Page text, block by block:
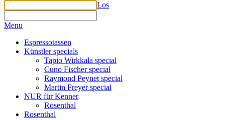
Los
Menu
Espressotassen
Künstler specials
Tapio Wirkkala special
Cuno Fischer special
Raymond Peynet special
Martin Freyer special
NUR für Kenner
Rosenthal
Rosenthal